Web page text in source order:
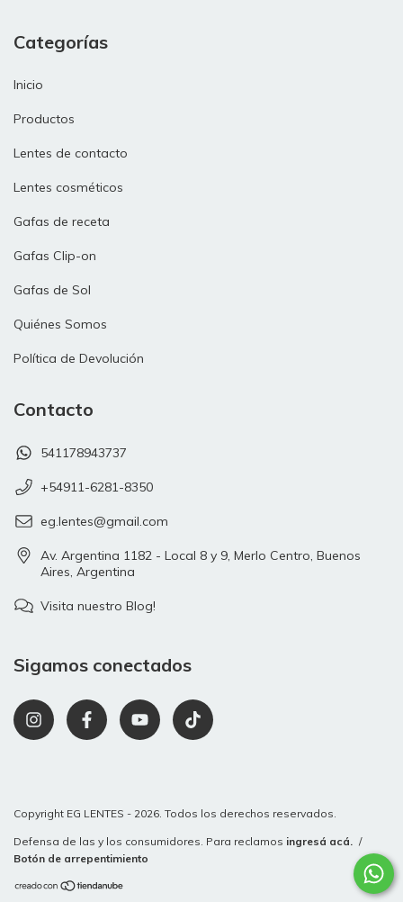
Categorías
Inicio
Productos
Lentes de contacto
Lentes cosméticos
Gafas de receta
Gafas Clip-on
Gafas de Sol
Quiénes Somos
Política de Devolución
Contacto
541178943737
+54911-6281-8350
eg.lentes@gmail.com
Av. Argentina 1182 - Local 8 y 9, Merlo Centro, Buenos
Aires, Argentina
Visita nuestro Blog!
Sigamos conectados
Copyright EG LENTES - 2026. Todos los derechos reservados.
Defensa de las y los consumidores. Para reclamos ingresá acá. /
Botón de arrepentimiento